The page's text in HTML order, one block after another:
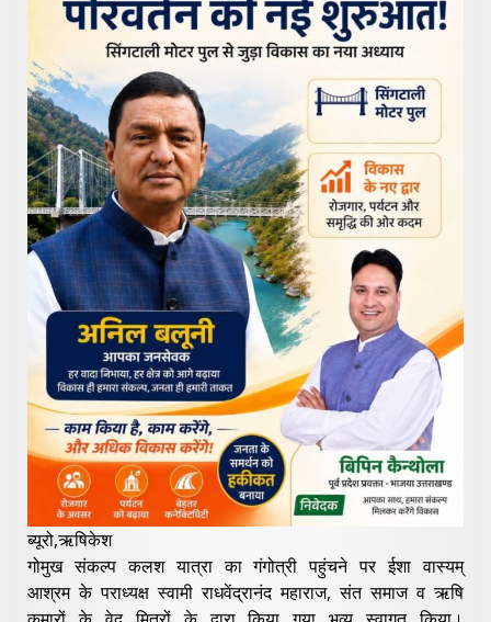
ब्यूरो,ऋषिकेश
गोमुख संकल्प कलश यात्रा का गंगोत्री पहुंचने पर ईशा वास्यम्
आश्रम के पराध्यक्ष स्वामी राधवेंद्रानंद महाराज, संत समाज व ऋषि